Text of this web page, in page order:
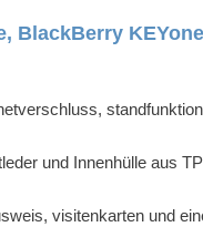
BlackBerry
und Innenhülle aus
visitenkarten und